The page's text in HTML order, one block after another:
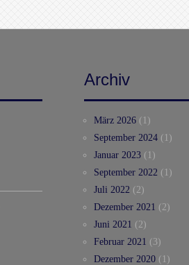
Archiv
März 2026 (1)
September 2024 (1)
Januar 2023 (1)
September 2022 (1)
Juli 2022 (2)
Dezember 2021 (2)
Juni 2021 (2)
Februar 2021 (3)
Dezember 2020 (1)